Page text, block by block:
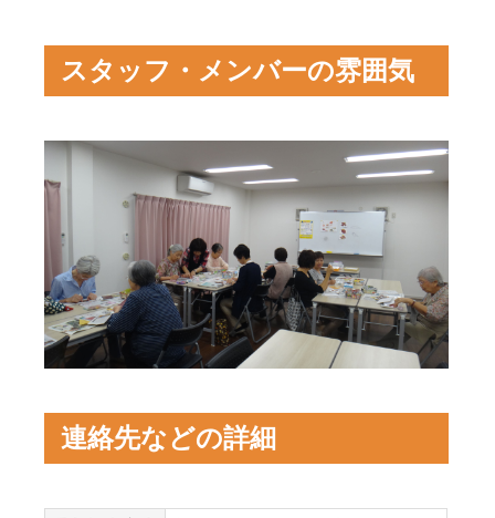
スタッフ・メンバーの雰囲気
連絡先などの詳細